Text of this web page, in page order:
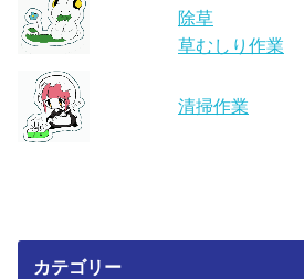
除草
草むしり作業
清掃作業
カテゴリー